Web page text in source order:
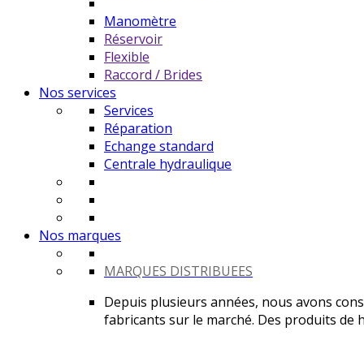
Manomètre
Réservoir
Flexible
Raccord / Brides
Nos services
Services
Réparation
Echange standard
Centrale hydraulique
Nos marques
MARQUES DISTRIBUEES
Depuis plusieurs années, nous avons
fabricants sur le marché. Des produits de